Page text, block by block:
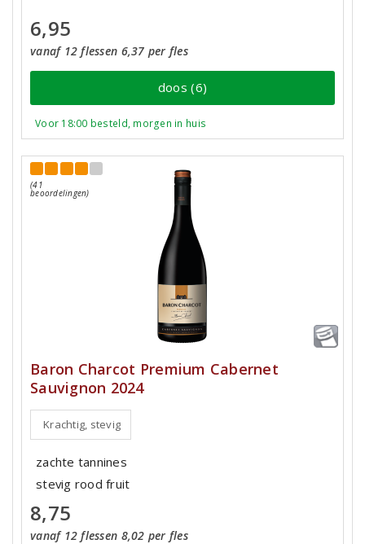
6,95
vanaf 12 flessen 6,37 per fles
doos (6)
Voor 18:00 besteld, morgen in huis
(41
beoordelingen)
Baron Charcot Premium Cabernet
Sauvignon 2024
Krachtig, stevig
zachte tannines
stevig rood fruit
8,75
vanaf 12 flessen 8,02 per fles